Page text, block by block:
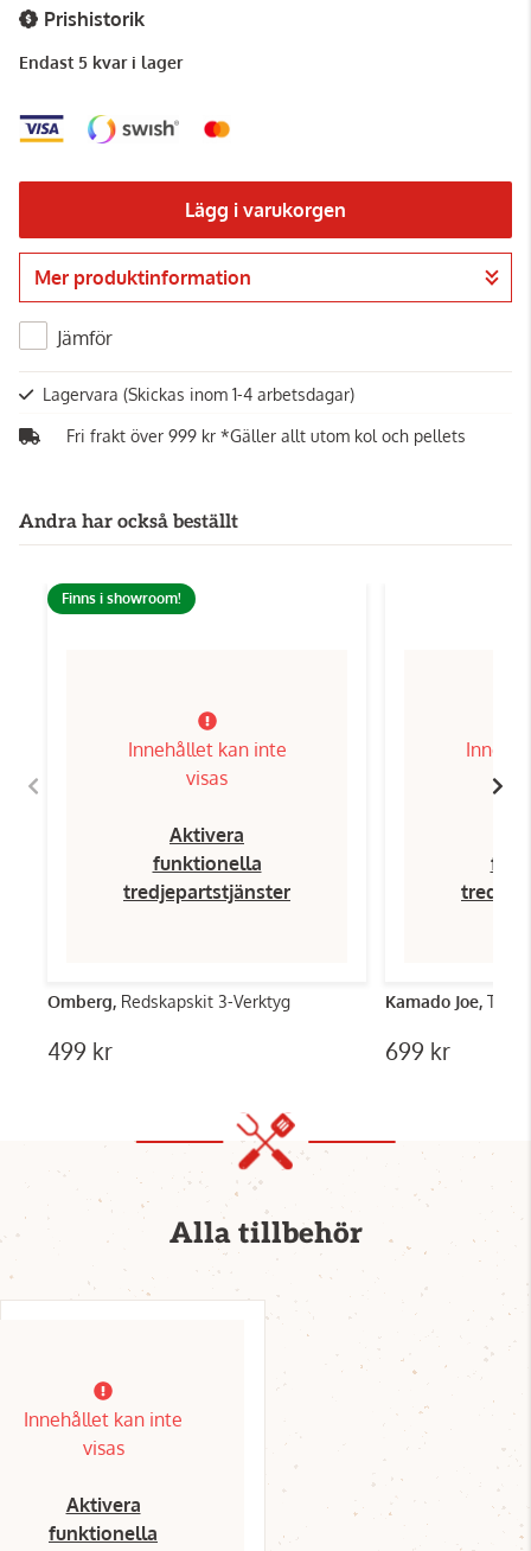
Prishistorik
Endast 5 kvar i lager
Lägg i varukorgen
Gå till kassan
Mer produktinformation
Jämför
Lagervara (Skickas inom 1-4 arbetsdagar)
Fri frakt över 999 kr *Gäller allt utom kol och pellets
Andra har också beställt
Finns i showroom!
Innehållet kan inte
visas
Aktivera
funktionella
tredjepartstjänster
Omberg, Redskapskit 3-Verktyg
499 kr
Kamado Joe,
699 kr
Alla tillbehör
Innehållet kan inte
visas
Aktivera
funktionella